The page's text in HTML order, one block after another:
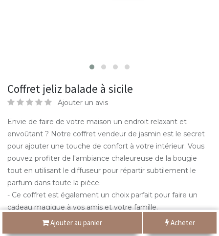
Ajouter au panier Acheter
Coffret jeliz balade à sicile
Ajouter un avis
Envie de faire de votre maison un endroit relaxant et
envoûtant ? Notre coffret vendeur de jasmin est le secret
pour ajouter une touche de confort à votre intérieur. Vous
pouvez profiter de l'ambiance chaleureuse de la bougie
tout en utilisant le diffuseur pour répartir subtilement le
parfum dans toute la pièce.
- Ce coffret est également un choix parfait pour faire un
cadeau magique à vos amis et votre famille.
DT